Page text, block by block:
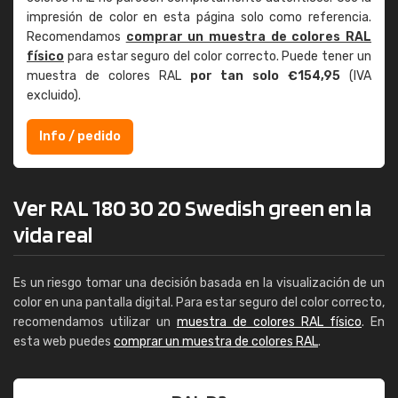
impresión de color en esta página solo como referencia.
Recomendamos comprar un muestra de colores RAL
físico para estar seguro del color correcto. Puede tener un
muestra de colores RAL por tan solo €154,95 (IVA
excluido).
Info / pedido
Ver RAL 180 30 20 Swedish green en la
vida real
Es un riesgo tomar una decisión basada en la visualización de un
color en una pantalla digital. Para estar seguro del color correcto,
recomendamos utilizar un muestra de colores RAL físico. En
esta web puedes comprar un muestra de colores RAL.